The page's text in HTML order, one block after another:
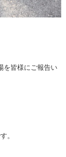
を皆様にご報告い
。